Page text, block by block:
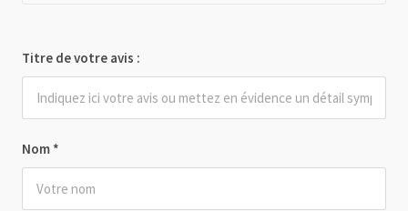
Nom *
Titre de votre avis :